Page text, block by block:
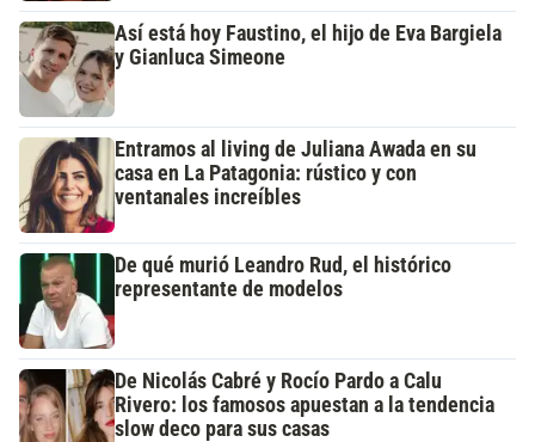
Así está hoy Faustino, el hijo de Eva Bargiela
y Gianluca Simeone
Entramos al living de Juliana Awada en su
casa en La Patagonia: rústico y con
ventanales increíbles
De qué murió Leandro Rud, el histórico
representante de modelos
De Nicolás Cabré y Rocío Pardo a Calu
Rivero: los famosos apuestan a la tendencia
slow deco para sus casas